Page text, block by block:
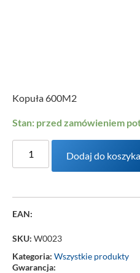
Kopuła 600M2
Stan: przed zamówieniem
Dodaj do koszyka
EAN:
SKU: W0023
Kategoria: Wszystkie produkty
Gwarancja: